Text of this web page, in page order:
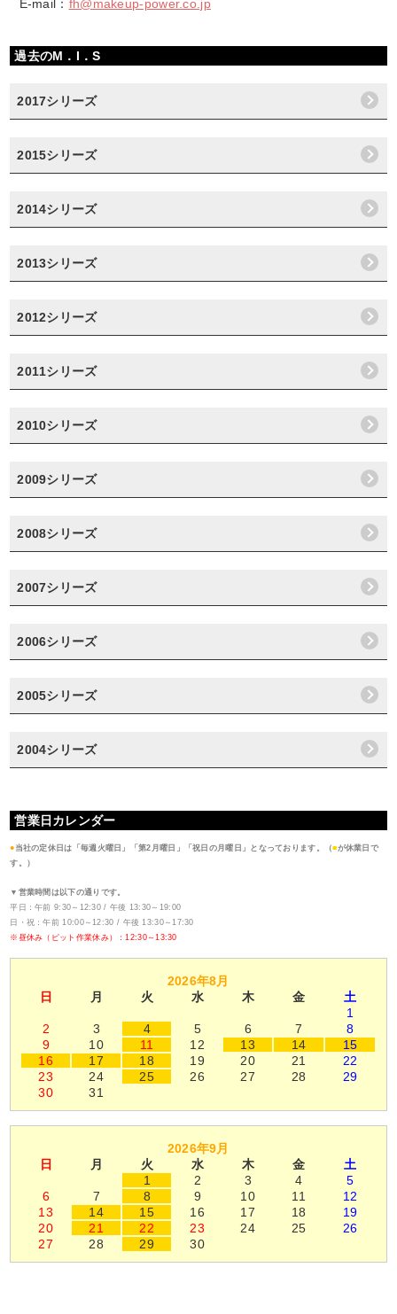
E-mail： fh@makeup-power.co.jp
過去のM．I．S
2017シリーズ
2015シリーズ
2014シリーズ
2013シリーズ
2012シリーズ
2011シリーズ
2010シリーズ
2009シリーズ
2008シリーズ
2007シリーズ
2006シリーズ
2005シリーズ
2004シリーズ
営業日カレンダー
● 当社の定休日は「毎週火曜日」「第2月曜日」「祝日の月曜日」となっております。（■が休業日で
す。）
▼営業時間は以下の通りです。
平日：午前 9:30～12:30 / 午後 13:30～19:00
日・祝：午前 10:00～12:30 / 午後 13:30～17:30
※昼休み（ピット作業休み）：12:30～13:30
2026年8月
日
月 火 水 木 金
土
1
2
3 4 5 6 7
8
9
10 11 12 13 14
15
16
17 18 19 20 21
22
23
24 25 26 27 28
29
30
31
2026年9月
日
月 火 水 木 金
土
1
2 3 4
5
6
7 8 9 10 11
12
13
14 15 16 17 18
19
20
21 22 23 24 25
26
27
28 29 30